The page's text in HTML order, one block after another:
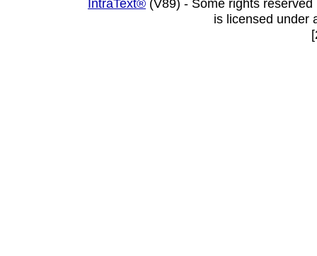
IntraText® (V89) - Some rights
is licensed under